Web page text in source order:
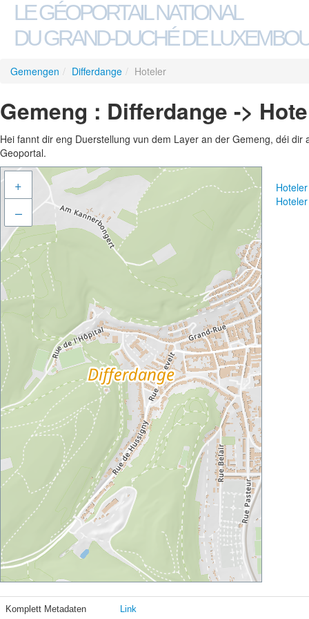
LE GÉOPORTAIL NATIONAL
DU GRAND-DUCHÉ DE
Gemengen / Differdange / Hoteler
Gemeng : Differdange ->
Hei fannt dir eng Duerstellung vun dem Layer an der Gemeng, déi
Geoportal.
+
–
Komplett Metadaten Link